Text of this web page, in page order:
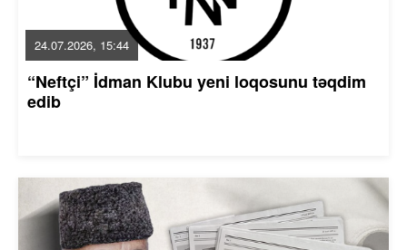
24.07.2026, 15:44
“Neftçi” İdman Klubu yeni loqosunu təqdim
edib